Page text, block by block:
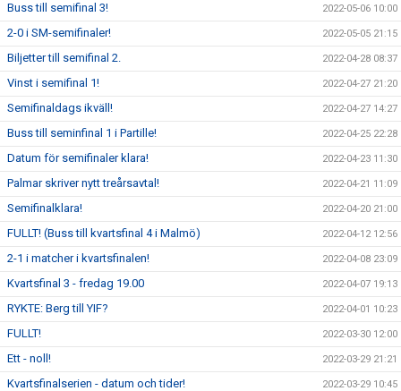
Buss till semifinal 3! 2022-05-06 10:00
2-0 i SM-semifinaler! 2022-05-05 21:15
Biljetter till semifinal 2. 2022-04-28 08:37
Vinst i semifinal 1! 2022-04-27 21:20
Semifinaldags ikväll! 2022-04-27 14:27
Buss till seminfinal 1 i Partille! 2022-04-25 22:28
Datum för semifinaler klara! 2022-04-23 11:30
Palmar skriver nytt treårsavtal! 2022-04-21 11:09
Semifinalklara! 2022-04-20 21:00
FULLT! (Buss till kvartsfinal 4 i Malmö) 2022-04-12 12:56
2-1 i matcher i kvartsfinalen! 2022-04-08 23:09
Kvartsfinal 3 - fredag 19.00 2022-04-07 19:13
RYKTE: Berg till YIF? 2022-04-01 10:23
FULLT! 2022-03-30 12:00
Ett - noll! 2022-03-29 21:21
Kvartsfinalserien - datum och tider! 2022-03-29 10:45